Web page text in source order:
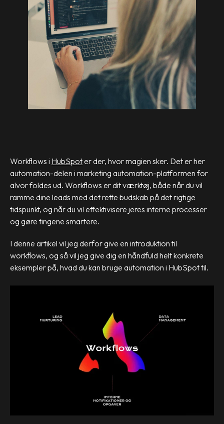
Workflows i HubSpoter der, hvor magien sker. Det er her
automation-delen i marketing automation-platformen for
alvor foldes ud. Workflows er dit værktøj, både når du vil
ramme dine leads med det rette budskab på det rigtige
tidspunkt, og når du vil effektivisere jeres interne processer
og gøre tingene smartere.
I denne artikel vil jeg derfor give en introduktion til
workflows, og så vil jeg give dig en håndfuld helt konkrete
eksempler på, hvad du kan bruge automation i HubSpot til.